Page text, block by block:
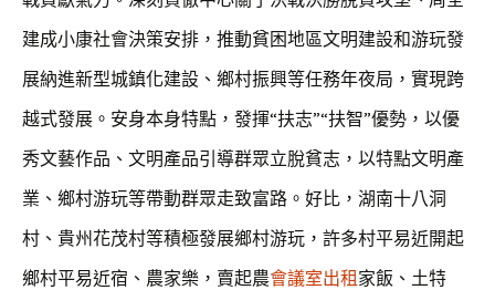
建成小康社會決策安排，推動貧困地區文明建設和游玩發
展納進新型城鎮化建設、鄉村振興等任務年夜局，實現跨
越式發展。安身本身特點，發揮“扶志”“扶智”優勢，以優
秀文藝作品、文明產品引導群眾立脫貧志，以特點文明產
業、鄉村游玩等帶動群眾走致富路。好比，湖南十八洞
村、貴州花茂村等積極發展鄉村游玩，許多村平易近開起
鄉村平易近宿、農家樂，賣起農會議室出租 家飯、土特